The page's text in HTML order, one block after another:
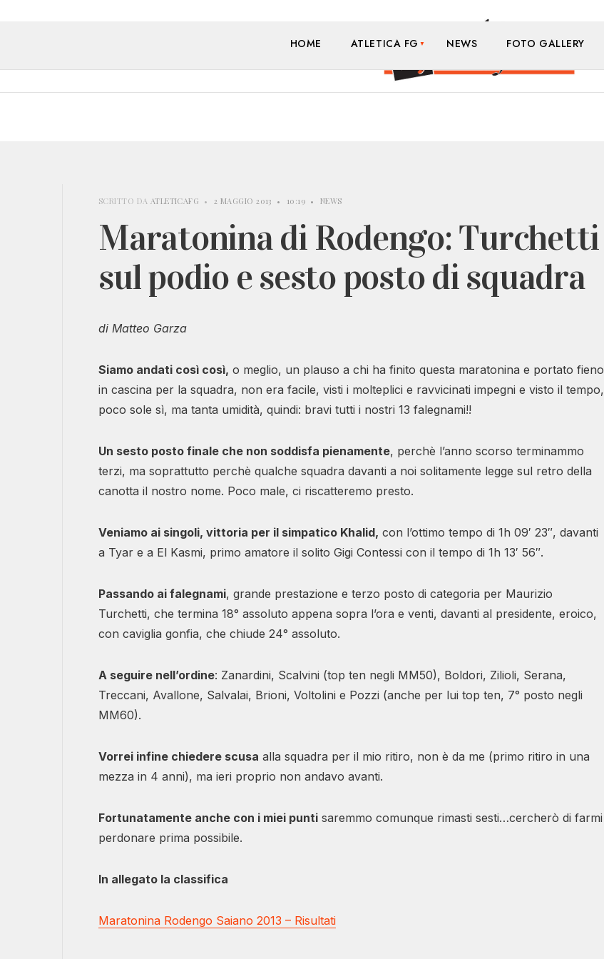
HOME ATLETICA FG NEWS FOTO GALLERY
SCRITTO DA ATLETICAFG • 2 MAGGIO 2013 • 10:19 • NEWS
Maratonina di Rodengo: Turchetti
sul podio e sesto posto di squadra
di Matteo Garza
Siamo andati così così, o meglio, un plauso a chi ha finito questa maratonina e portato fieno
in cascina per la squadra, non era facile, visti i molteplici e ravvicinati impegni e visto il tempo,
poco sole sì, ma tanta umidità, quindi: bravi tutti i nostri 13 falegnami!!
Un sesto posto finale che non soddisfa pienamente, perchè l’anno scorso terminammo
terzi, ma soprattutto perchè qualche squadra davanti a noi solitamente legge sul retro della
canotta il nostro nome. Poco male, ci riscatteremo presto.
Veniamo ai singoli, vittoria per il simpatico Khalid, con l’ottimo tempo di 1h 09′ 23″, davanti
a Tyar e a El Kasmi, primo amatore il solito Gigi Contessi con il tempo di 1h 13′ 56″.
Passando ai falegnami, grande prestazione e terzo posto di categoria per Maurizio
Turchetti, che termina 18° assoluto appena sopra l’ora e venti, davanti al presidente, eroico,
con caviglia gonfia, che chiude 24° assoluto.
A seguire nell’ordine: Zanardini, Scalvini (top ten negli MM50), Boldori, Zilioli, Serana,
Treccani, Avallone, Salvalai, Brioni, Voltolini e Pozzi (anche per lui top ten, 7° posto negli
MM60).
Vorrei infine chiedere scusa alla squadra per il mio ritiro, non è da me (primo ritiro in una
mezza in 4 anni), ma ieri proprio non andavo avanti.
Fortunatamente anche con i miei punti saremmo comunque rimasti sesti…cercherò di farmi
perdonare prima possibile.
In allegato la classifica
Maratonina Rodengo Saiano 2013 – Risultati